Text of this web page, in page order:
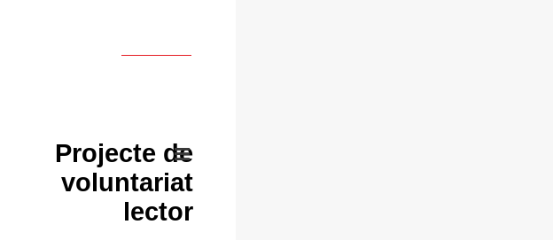
Projecte de
voluntariat
lector